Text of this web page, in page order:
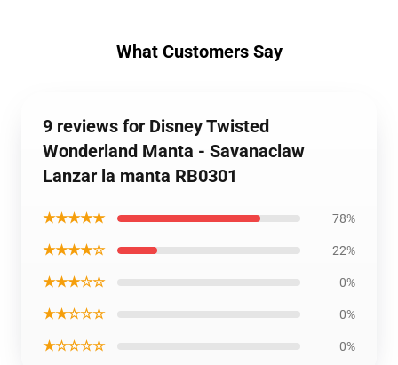
What Customers Say
9 reviews for Disney Twisted
Wonderland Manta - Savanaclaw
Lanzar la manta RB0301
★★★★★ 78%
★★★★☆ 22%
★★★☆☆ 0%
★★☆☆☆ 0%
★☆☆☆☆ 0%